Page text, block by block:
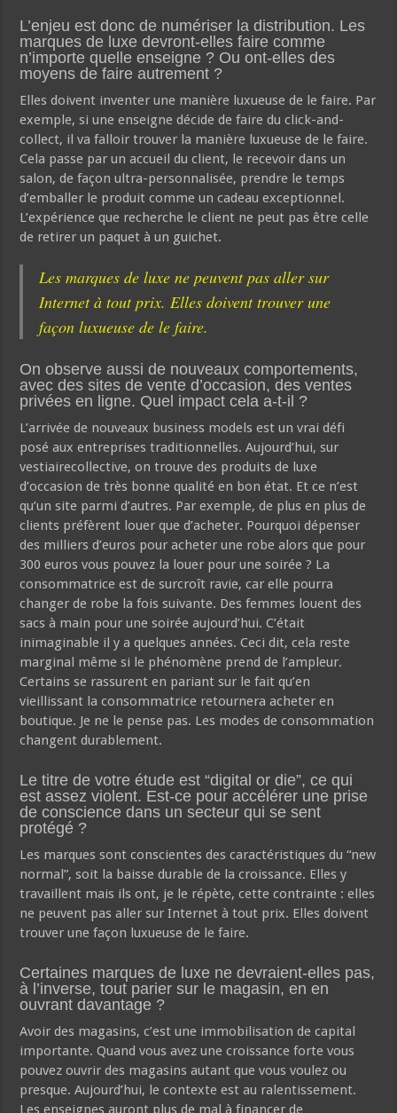
L’enjeu est donc de numériser la distribution. Les
marques de luxe devront-elles faire comme
n’importe quelle enseigne ? Ou ont-elles des
moyens de faire autrement ?
Elles doivent inventer une manière luxueuse de le faire. Par
exemple, si une enseigne décide de faire du click-and-
collect, il va falloir trouver la manière luxueuse de le faire.
Cela passe par un accueil du client, le recevoir dans un
salon, de façon ultra-personnalisée, prendre le temps
d’emballer le produit comme un cadeau exceptionnel.
L’expérience que recherche le client ne peut pas être celle
de retirer un paquet à un guichet.
Les marques de luxe ne peuvent pas aller sur
Internet à tout prix. Elles doivent trouver une
façon luxueuse de le faire.
On observe aussi de nouveaux comportements,
avec des sites de vente d’occasion, des ventes
privées en ligne. Quel impact cela a-t-il ?
L’arrivée de nouveaux business models est un vrai défi
posé aux entreprises traditionnelles. Aujourd’hui, sur
vestiairecollective, on trouve des produits de luxe
d’occasion de très bonne qualité en bon état. Et ce n’est
qu’un site parmi d’autres. Par exemple, de plus en plus de
clients préfèrent louer que d’acheter. Pourquoi dépenser
des milliers d’euros pour acheter une robe alors que pour
300 euros vous pouvez la louer pour une soirée ? La
consommatrice est de surcroît ravie, car elle pourra
changer de robe la fois suivante. Des femmes louent des
sacs à main pour une soirée aujourd’hui. C’était
inimaginable il y a quelques années. Ceci dit, cela reste
marginal même si le phénomène prend de l’ampleur.
Certains se rassurent en pariant sur le fait qu’en
vieillissant la consommatrice retournera acheter en
boutique. Je ne le pense pas. Les modes de consommation
changent durablement.
Le titre de votre étude est “digital or die”, ce qui
est assez violent. Est-ce pour accélérer une prise
de conscience dans un secteur qui se sent
protégé ?
Les marques sont conscientes des caractéristiques du “new
normal”, soit la baisse durable de la croissance. Elles y
travaillent mais ils ont, je le répète, cette contrainte : elles
ne peuvent pas aller sur Internet à tout prix. Elles doivent
trouver une façon luxueuse de le faire.
Certaines marques de luxe ne devraient-elles pas,
à l’inverse, tout parier sur le magasin, en en
ouvrant davantage ?
Avoir des magasins, c’est une immobilisation de capital
importante. Quand vous avez une croissance forte vous
pouvez ouvrir des magasins autant que vous voulez ou
presque. Aujourd’hui, le contexte est au ralentissement.